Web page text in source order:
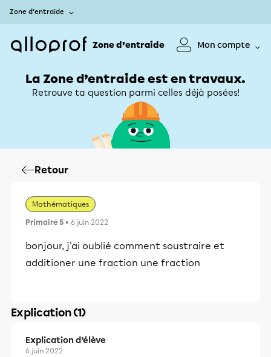
Zone d’entraide
Zone d’entraide Mon compte
La Zone d’entraide est en travaux.
Retrouve ta question parmi celles déjà posées!
Retour
Mathématiques
Primaire 5 • 6 juin 2022
bonjour, j'ai oublié comment soustraire et
additioner une fraction une fraction
Explication (1)
Explication d’élève
6 juin 2022